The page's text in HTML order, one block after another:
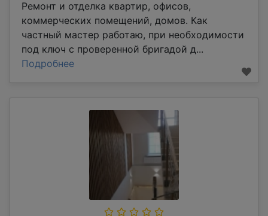
Ремонт и отделка квартир, офисов,
коммерческих помещений, домов. Как
частный мастер работаю, при необходимости
под ключ с проверенной бригадой д...
Подробнее